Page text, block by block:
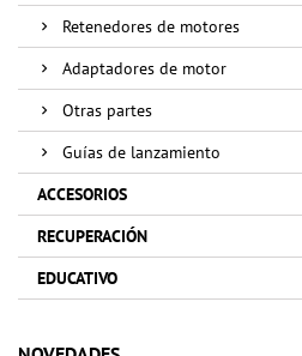
Retenedores de motores
Adaptadores de motor
Otras partes
Guías de lanzamiento
ACCESORIOS
RECUPERACIÓN
EDUCATIVO